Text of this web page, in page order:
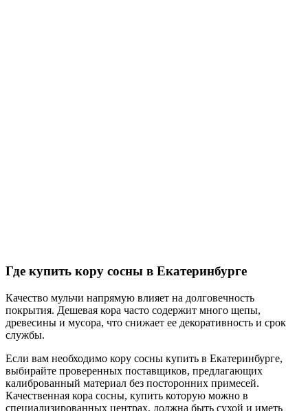
Где купить кору сосны в Екатеринбурге
Качество мульчи напрямую влияет на долговечность
покрытия. Дешевая кора часто содержит много щепы,
древесины и мусора, что снижает ее декоративность и срок
службы.
Если вам необходимо кору сосны купить в Екатеринбурге,
выбирайте проверенных поставщиков, предлагающих
калиброванный материал без посторонних примесей.
Качественная кора сосны, купить которую можно в
специализированных центрах, должна быть сухой и иметь